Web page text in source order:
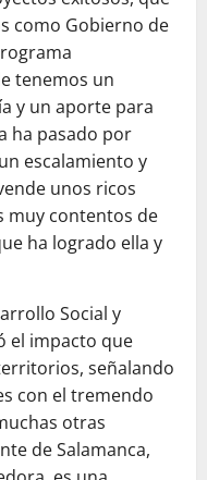
como Gobierno de
tenemos un
y un aporte para
ha pasado por
escalamiento y
unos ricos
muy contentos de
ha logrado ella y
Social y
el impacto que
señalando
con el tremendo
otras
de Salamanca,